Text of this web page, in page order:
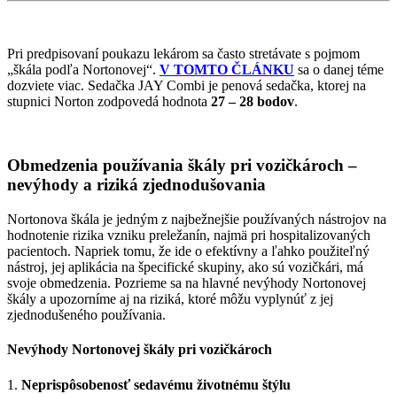
Pri predpisovaní poukazu lekárom sa často stretávate s pojmom
„škála podľa Nortonovej“. V TOMTO ČLÁNKU sa o danej téme
dozviete viac. Sedačka JAY Combi je penová sedačka, ktorej na
stupnici Norton zodpovedá hodnota 27 – 28 bodov.
Obmedzenia používania škály pri vozičkároch –
nevýhody a riziká zjednodušovania
Nortonova škála je jedným z najbežnejšie používaných nástrojov na
hodnotenie rizika vzniku preležanín, najmä pri hospitalizovaných
pacientoch. Napriek tomu, že ide o efektívny a ľahko použiteľný
nástroj, jej aplikácia na špecifické skupiny, ako sú vozičkári, má
svoje obmedzenia. Pozrieme sa na hlavné nevýhody Nortonovej
škály a upozorníme aj na riziká, ktoré môžu vyplynúť z jej
zjednodušeného používania.
Nevýhody Nortonovej škály pri vozičkároch
1. Neprispôsobenosť sedavému životnému štýlu